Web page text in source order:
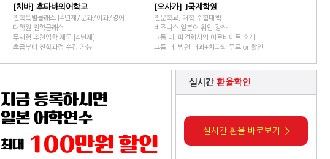
[치바] 후타바외어학교
진학특별클래스 [4년제/문과/이과/영어]
대학원 진학클래스
무시험 추천입학 제도 [4년제]
초급부터 진학과정 수강 가능
[오사카] J국제학원
전문학교, 대학 수험대책
비즈니스 일본어 취업 강좌
그룹 내, 파견회사의 아르바이트 소개
그룹 내, 병원 내과+치과의 무료 or 할인
지금 등록하시면
일본 어학연수
최대 100만원 할인
실시간 환율확인
실시간 환율 바로보기